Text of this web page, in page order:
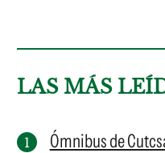
LAS MÁS
Ómnibus de